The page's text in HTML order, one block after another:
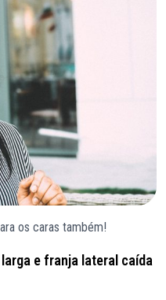
os caras também!
e franja lateral caída